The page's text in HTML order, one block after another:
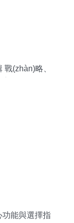
(zhàn)略、
能與選擇指